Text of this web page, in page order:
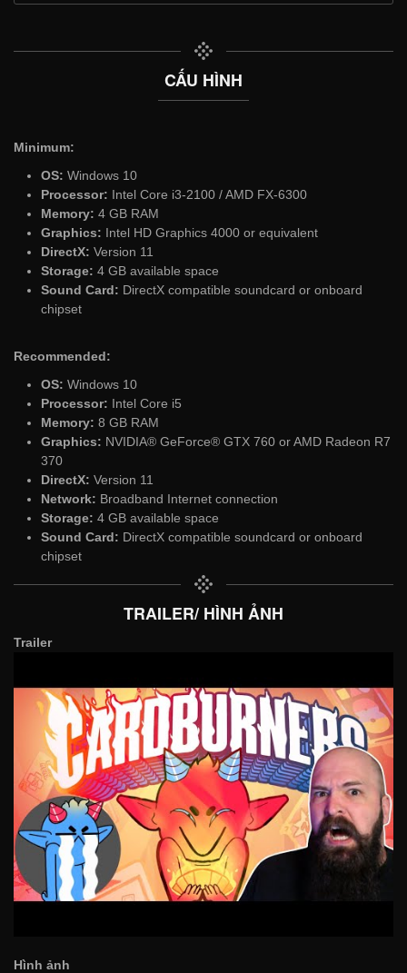
CẤU HÌNH
Minimum:
OS: Windows 10
Processor: Intel Core i3-2100 / AMD FX-6300
Memory: 4 GB RAM
Graphics: Intel HD Graphics 4000 or equivalent
DirectX: Version 11
Storage: 4 GB available space
Sound Card: DirectX compatible soundcard or onboard
chipset
Recommended:
OS: Windows 10
Processor: Intel Core i5
Memory: 8 GB RAM
Graphics: NVIDIA® GeForce® GTX 760 or AMD Radeon R7
370
DirectX: Version 11
Network: Broadband Internet connection
Storage: 4 GB available space
Sound Card: DirectX compatible soundcard or onboard
chipset
TRAILER/ HÌNH ẢNH
Trailer
Hình ảnh